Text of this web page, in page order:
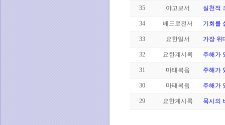
35 야고보서 실천적
34 베드로전서 기회를
33 요한일서 가장 위
32 요한계시록 주해가
31 마태복음 주해가
30 마태복음 주해가
29 요한계시록 묵시의